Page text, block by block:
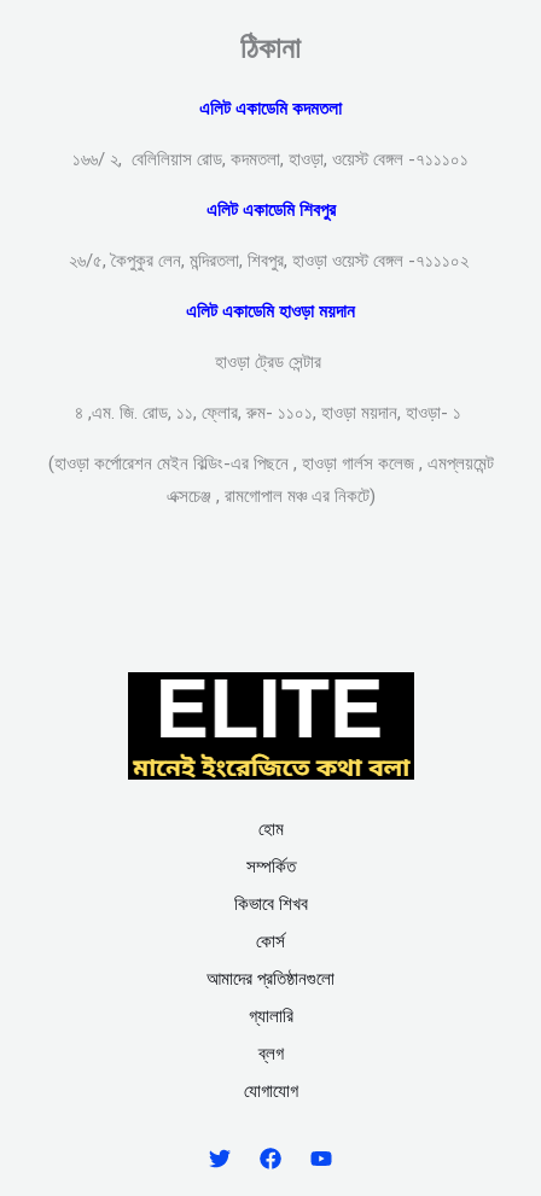
ঠিকানা
এলিট একাডেমি কদমতলা
১৬৬/ ২, বেলিলিয়াস রোড, কদমতলা, হাওড়া, ওয়েস্ট বেঙ্গল -৭১১১০১
এলিট একাডেমি শিবপুর
২৬/৫, কৈপুকুর লেন, মন্দিরতলা, শিবপুর, হাওড়া ওয়েস্ট বেঙ্গল -৭১১১০২
এলিট একাডেমি হাওড়া ময়দান
হাওড়া ট্রেড সেন্টার
৪ ,এম. জি. রোড, ১১, ফ্লোর, রুম- ১১০১, হাওড়া ময়দান, হাওড়া- ১
(হাওড়া কর্পোরেশন মেইন বিল্ডিং-এর পিছনে , হাওড়া গার্লস কলেজ , এমপ্লয়মেন্ট
এক্সচেঞ্জ , রামগোপাল মঞ্চ এর নিকটে)
হোম
সম্পর্কিত
কিভাবে শিখব
কোর্স
আমাদের প্রতিষ্ঠানগুলো
গ্যালারি
ব্লগ
যোগাযোগ